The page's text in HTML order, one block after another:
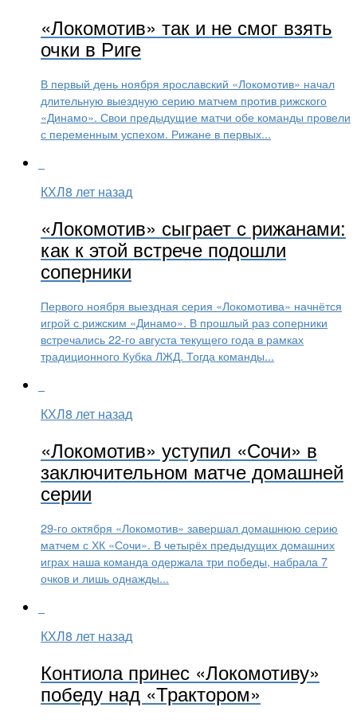
«Локомотив» так и не смог взять
очки в Риге
В первый день ноября ярославский «Локомотив» начал
длительную выездную серию матчем против рижского
«Динамо». Свои предыдущие матчи обе команды провели
с переменным успехом. Рижане в первых...
КХЛ8 лет назад
«Локомотив» сыграет с рижанами:
как к этой встрече подошли
соперники
Первого ноября выездная серия «Локомотива» начнётся
игрой с рижским «Динамо». В прошлый раз соперники
встречались 22-го августа текущего года в рамках
традиционного Кубка ЛЖД. Тогда команды...
КХЛ8 лет назад
«Локомотив» уступил «Сочи» в
заключительном матче домашней
серии
29-го октября «Локомотив» завершал домашнюю серию
матчем с ХК «Сочи». В четырёх предыдущих домашних
играх наша команда одержала три победы, набрала 7
очков и лишь однажды...
КХЛ8 лет назад
Контиола принес «Локомотиву»
победу над «Трактором»